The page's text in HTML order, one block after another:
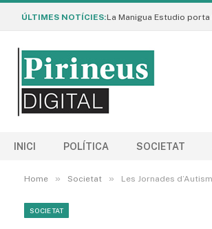
ÚLTIMES NOTÍCIES:
INICI POLÍTICA SOCIETAT
Home » Societat » Les Jornades
SOCIETAT